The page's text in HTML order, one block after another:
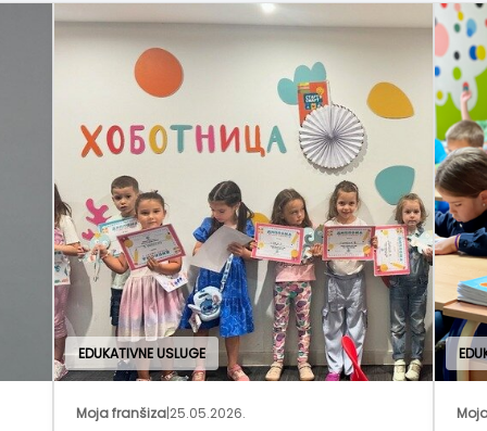
EDUKATIVNE USLUGE
Moja franšiza|04.05.2026.